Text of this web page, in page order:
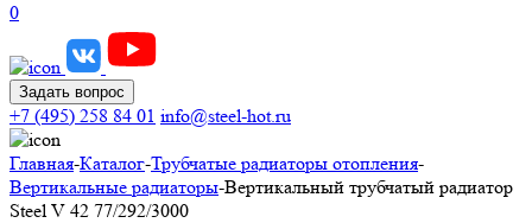
0
Задать вопрос
+7 (495) 258 84 01 info@steel-hot.ru
Главная-Каталог-Трубчатые радиаторы отопления-
Вертикальные радиаторы-Вертикальный трубчатый радиатор
Steel V 42 77/292/3000